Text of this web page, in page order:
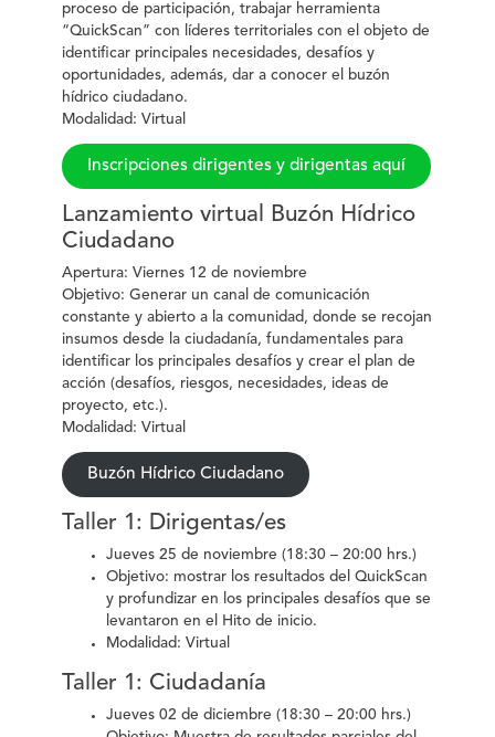
proceso de participación, trabajar herramienta
“QuickScan” con líderes territoriales con el objeto de
identificar principales necesidades, desafíos y
oportunidades, además, dar a conocer el buzón
hídrico ciudadano.
Modalidad: Virtual
Inscripciones dirigentes y dirigentas aquí
Lanzamiento virtual Buzón Hídrico
Ciudadano
Apertura: Viernes 12 de noviembre
Objetivo: Generar un canal de comunicación
constante y abierto a la comunidad, donde se recojan
insumos desde la ciudadanía, fundamentales para
identificar los principales desafíos y crear el plan de
acción (desafíos, riesgos, necesidades, ideas de
proyecto, etc.).
Modalidad: Virtual
Buzón Hídrico Ciudadano
Taller 1: Dirigentas/es
Jueves 25 de noviembre (18:30 – 20:00 hrs.)
Objetivo: mostrar los resultados del QuickScan
y profundizar en los principales desafíos que se
levantaron en el Hito de inicio.
Modalidad: Virtual
Taller 1: Ciudadanía
Jueves 02 de diciembre (18:30 – 20:00 hrs.)